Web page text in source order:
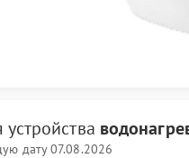
устройства
дату 07.08.2026